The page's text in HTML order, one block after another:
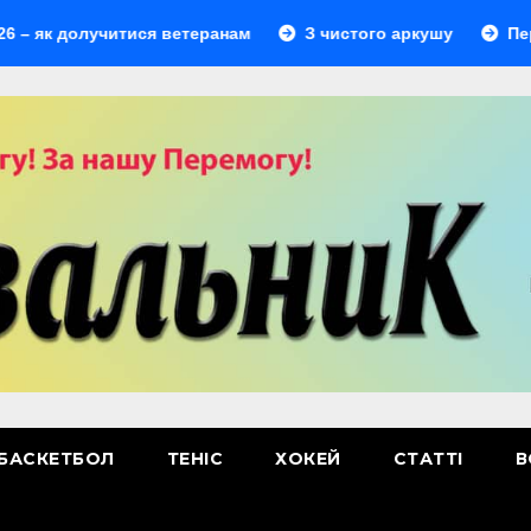
ветеранам З чистого аркушу Перший
ТЕНІС ХОКЕЙ СТАТТІ